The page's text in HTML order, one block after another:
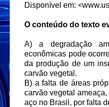
Disponível em:
O conteúdo do texto
A) a degradação
econômicas pode
da produção de um
carvão vegetal.
B) a falta de áreas
carvão vegetal
aço no Brasil, por falta